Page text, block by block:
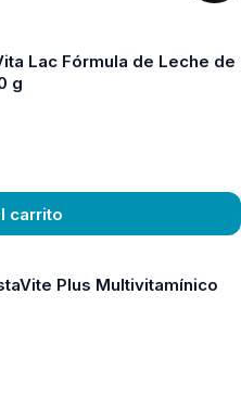
Lac Fórmula de Leche de
g
carrito
Plus Multivitamínico